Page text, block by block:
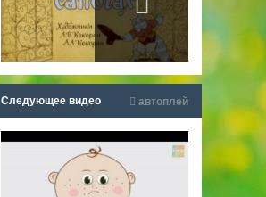
Следующее видео автоплей